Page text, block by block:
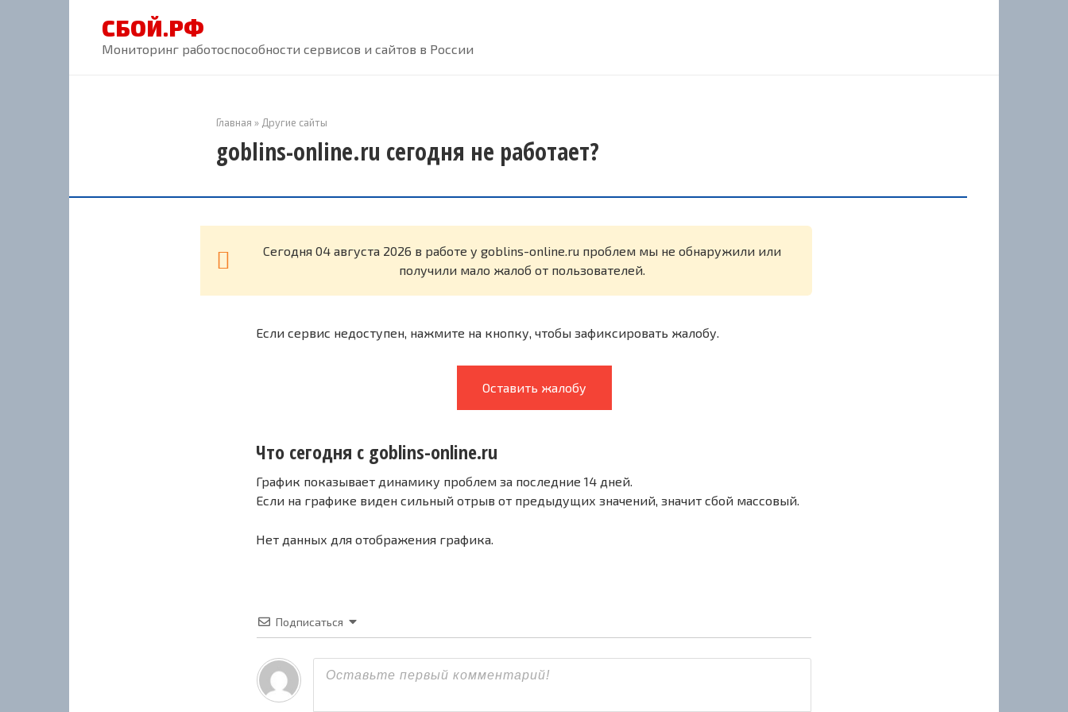
СБОЙ.РФ
Мониторинг работоспособности сервисов и сайтов в России
Главная » Другие сайты
goblins-online.ru сегодня не работает?
Cегодня 04 августа 2026 в работе у goblins-online.ru проблем мы не обнаружили или
получили мало жалоб от пользователей.
Если сервис недоступен, нажмите на кнопку, чтобы зафиксировать жалобу.
Оставить жалобу
Что сегодня с goblins-online.ru
График показывает динамику проблем за последние 14 дней.
Если на графике виден сильный отрыв от предыдущих значений, значит сбой массовый.
Нет данных для отображения графика.
Подписаться